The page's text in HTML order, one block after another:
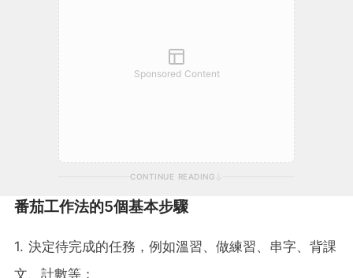
Sponsored Content
CONTINUE READING
番茄工作法的5個基本步驟
1. 決定待完成的任務，例如溫習、做練習、串字、背課
文、計數等；